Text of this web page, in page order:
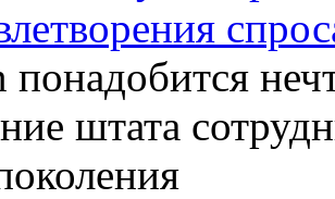
понадобится
штата